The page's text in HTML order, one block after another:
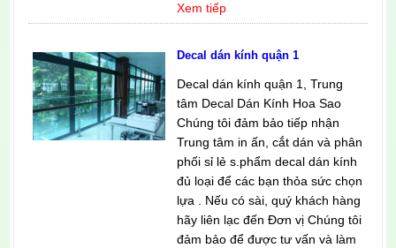
Xem tiếp
Decal dán kính quận 1
Decal dán kính quận 1, Trung
tâm Decal Dán Kính Hoa Sao
Chúng tôi đảm bảo tiếp nhận
Trung tâm in ấn, cắt dán và phân
phối sỉ lẻ s.phẩm decal dán kính
đủ loại để các bạn thỏa sức chọn
lựa . Nếu có sài, quý khách hàng
hãy liên lạc đến Đơn vị Chúng tôi
đảm bảo để được tư vấn và làm